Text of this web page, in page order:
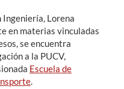
Ingeniería, Lorena
en materias vinculadas
se encuentra
a la PUCV,
Escuela de
.